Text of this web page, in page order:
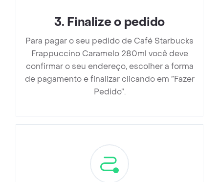
3. Finalize o pedido
Para pagar o seu pedido de Café Starbucks
Frappuccino Caramelo 280ml você deve
confirmar o seu endereço, escolher a forma
de pagamento e finalizar clicando em ”Fazer
Pedido”.